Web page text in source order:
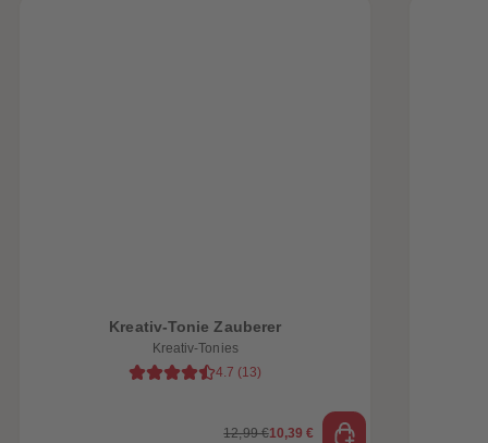
Kreativ-Tonie Zauberer
Kreativ-Tonies
4.7 (13)
12,99 €10,39 €